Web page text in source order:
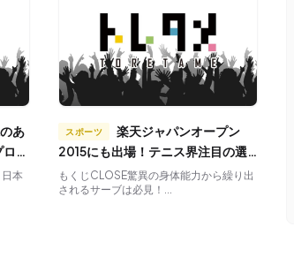
サ
本
スポーツ
2015にも出場！テニス界注目の選
手を紹介
もくじCLOSE驚異の身体能力から繰り出
されるサーブは必見！...